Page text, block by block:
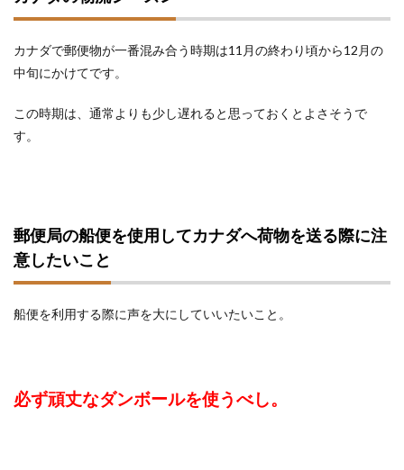
カナダで郵便物が一番混み合う時期は11月の終わり頃から12月の
中旬にかけてです。
この時期は、通常よりも少し遅れると思っておくとよさそうで
す。
郵便局の船便を使用してカナダへ荷物を送る際に注
意したいこと
船便を利用する際に声を大にしていいたいこと。
必ず頑丈なダンボールを使うべし。